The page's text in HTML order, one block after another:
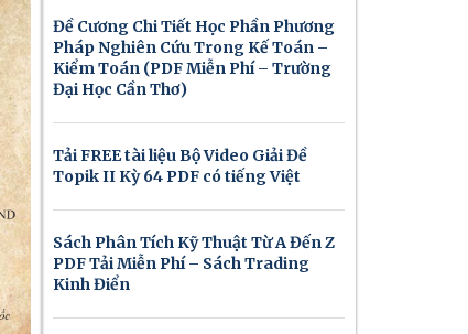
Đề Cương Chi Tiết Học Phần Phương
Pháp Nghiên Cứu Trong Kế Toán –
Kiểm Toán (PDF Miễn Phí – Trường
Đại Học Cần Thơ)
Tải FREE tài liệu Bộ Video Giải Đề
Topik II Kỳ 64 PDF có tiếng Việt
Sách Phân Tích Kỹ Thuật Từ A Đến Z
PDF Tải Miễn Phí – Sách Trading
Kinh Điển